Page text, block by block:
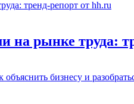
на рынке труда: